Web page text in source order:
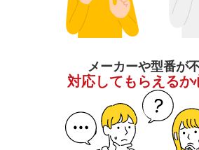
メーカーや型番が
対応してもらえるか